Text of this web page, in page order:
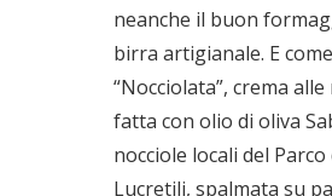
neanche il buon
birra artigianale. E
“Nocciolata”, crema alle
fatta con olio di oliva
nocciole locali del
Lucretili, spalmata su